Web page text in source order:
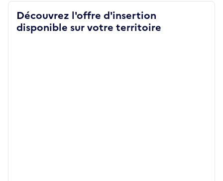
Découvrez l'offre d'insertion
disponible sur votre territoire